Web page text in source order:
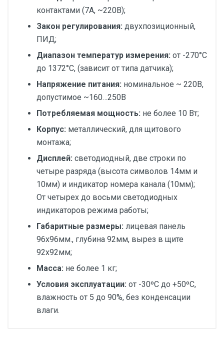
контактами (7А, ~220В);
Закон регулирования: двухпозиционный,
ПИД;
Диапазон температур измерения: от -270°С
до 1372°С, (зависит от типа датчика);
Напряжение питания: номинальное ~ 220В,
допустимое ~160…250В
Потребляемая мощность: не более 10 Вт;
Корпус: металлический, для щитового
монтажа;
Дисплей: светодиодный, две строки по
четыре разряда (высота символов 14мм и
10мм) и индикатор номера канала (10мм);
От четырех до восьми светодиодных
индикаторов режима работы;
Габаритные размеры: лицевая панель
96х96мм., глубина 92мм, вырез в щите
92х92мм;
Масса: не более 1 кг;
Условия эксплуатации: от -30ºС до +50ºС,
влажность от 5 до 90%, без конденсации
влаги.